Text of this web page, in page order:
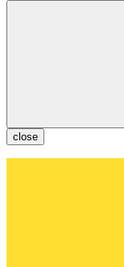
close